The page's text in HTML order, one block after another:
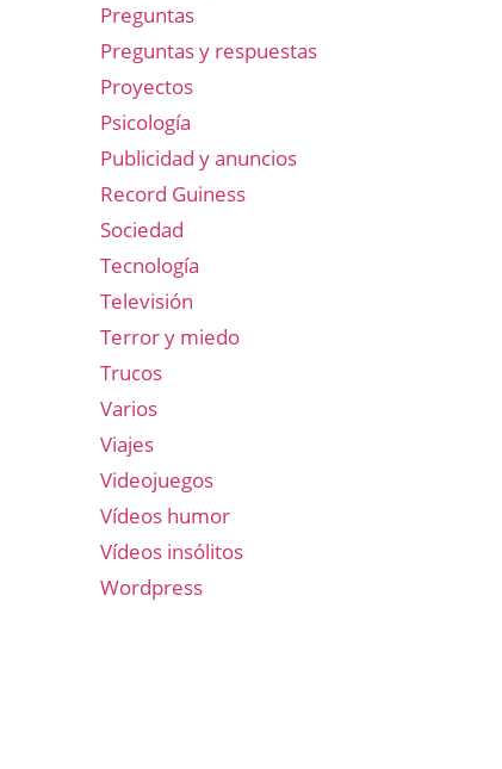
Preguntas
Preguntas y respuestas
Proyectos
Psicología
Publicidad y anuncios
Record Guiness
Sociedad
Tecnología
Televisión
Terror y miedo
Trucos
Varios
Viajes
Videojuegos
Vídeos humor
Vídeos insólitos
Wordpress